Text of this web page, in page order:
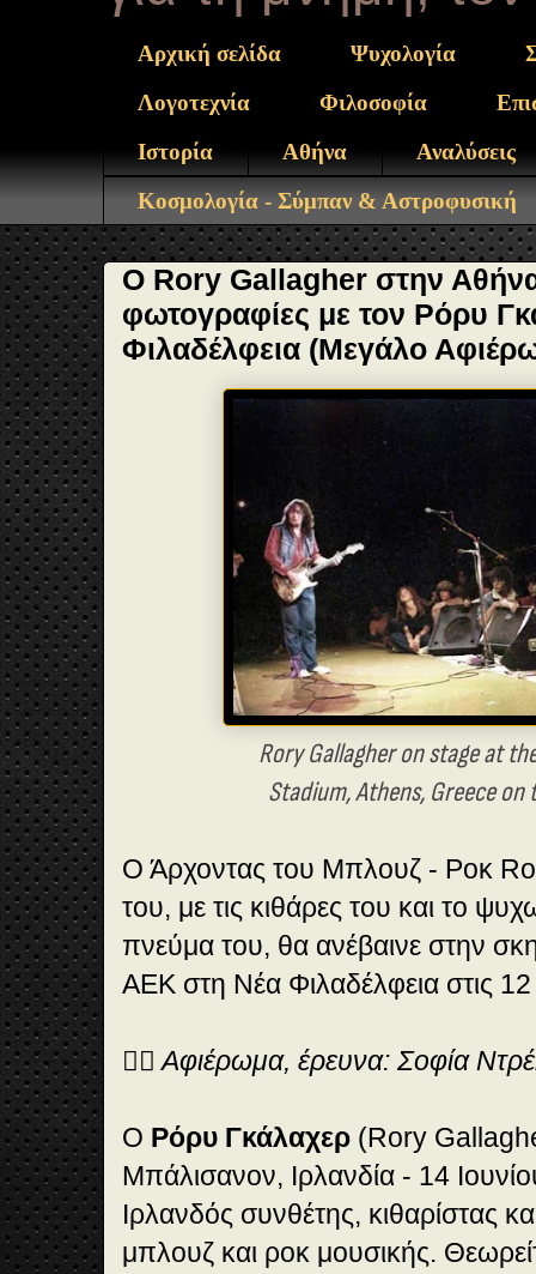
Αρχική σελίδα Ψυχολογία
Λογοτεχνία
Φιλοσοφία
Ιστορία
Αθήνα
Αναλύσεις
Κοσμολογία - Σύμπαν & Αστροφυσική
Ο Rory Gallagher στην
φωτογραφίες με τον Ρόρυ
Φιλαδέλφεια (Μεγάλο
Rory Gallagher on stage at
Stadium, Athens, Greece on
Ο Άρχοντας του Μπλουζ - Ροκ
του, με τις κιθάρες του και το
πνεύμα του, θα ανέβαινε στην
ΑΕΚ στη Νέα Φιλαδέλφεια στις
✍🏻 Αφιέρωμα, έρευνα: Σοφία
Ο Ρόρυ Γκάλαχερ (Rory
Μπάλισανον, Ιρλανδία - 14
Ιρλανδός συνθέτης, κιθαρίστας
μπλουζ και ροκ μουσικής.